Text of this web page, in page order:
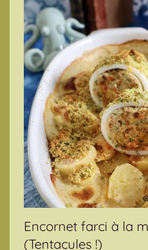
Encornet farci à la
(Tentacules !)